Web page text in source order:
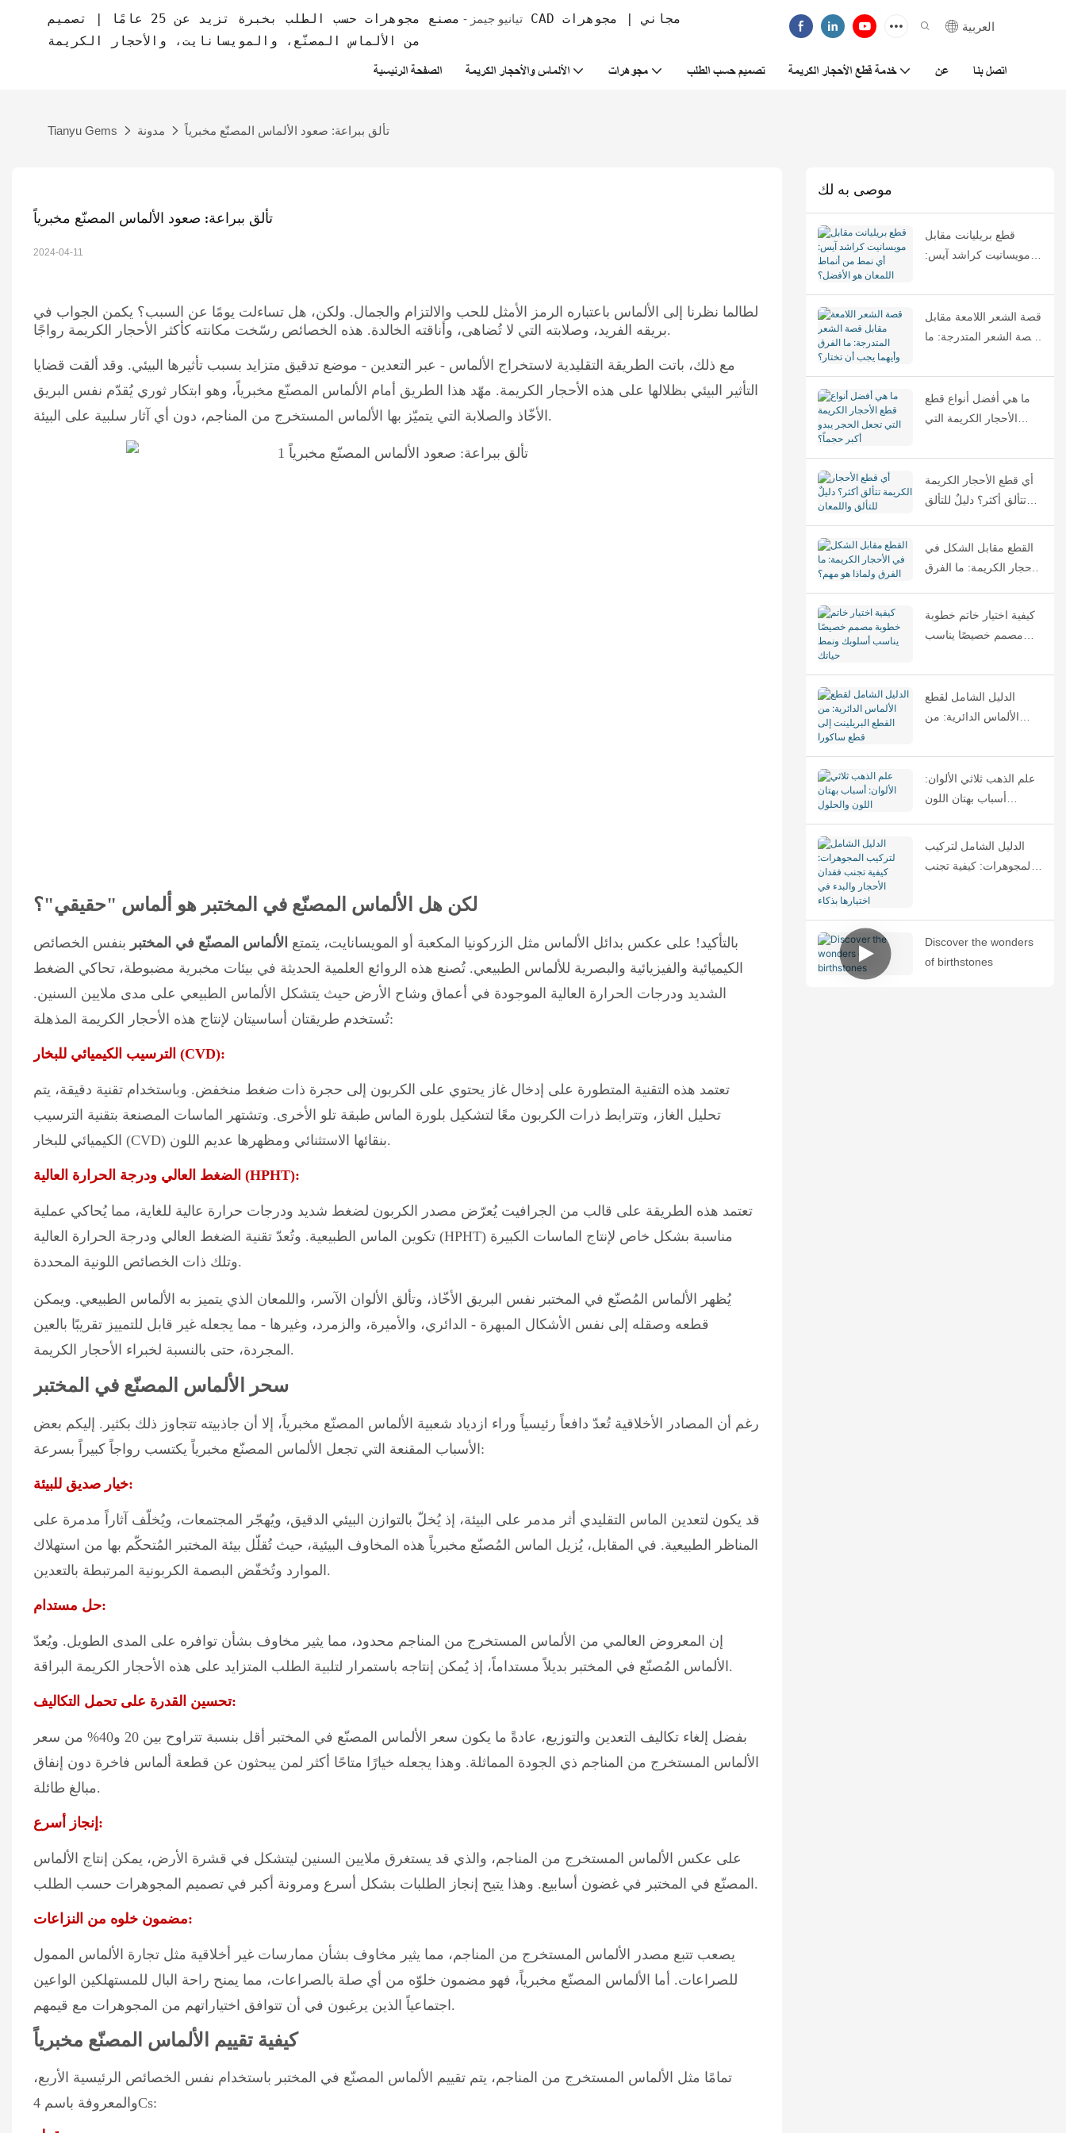
تيانيو جيمز -
مصنع مجوهرات حسب الطلب بخبرة تزيد عن 25 عامًا | تصميم CAD مجاني | مجوهرات
من الألماس المصنّع، والمويسانايت، والأحجار الكريمة
العربية
الصفحة الرئيسية الألماس والأحجار الكريمة مجوهرات تصميم حسب الطلب خدمة قطع الأحجار الكريمة عن اتصل بنا
Tianyu Gems مدونة تألق ببراعة: صعود الألماس المصنّع مخبرياً
تألق ببراعة: صعود الألماس المصنّع مخبرياً
2024-04-11
لطالما نظرنا إلى الألماس باعتباره الرمز الأمثل للحب والالتزام والجمال. ولكن، هل تساءلت يومًا عن السبب؟ يكمن الجواب في
بريقه الفريد، وصلابته التي لا تُضاهى، وأناقته الخالدة. هذه الخصائص رسّخت مكانته كأكثر الأحجار الكريمة رواجًا.
مع ذلك، باتت الطريقة التقليدية لاستخراج الألماس - عبر التعدين - موضع تدقيق متزايد بسبب تأثيرها البيئي. وقد ألقت قضايا
التأثير البيئي بظلالها على هذه الأحجار الكريمة. مهّد هذا الطريق أمام الألماس المصنّع مخبرياً، وهو ابتكار ثوري يُقدّم نفس البريق
الأخّاذ والصلابة التي يتميّز بها الألماس المستخرج من المناجم، دون أي آثار سلبية على البيئة.
لكن هل الألماس المصنّع في المختبر هو ألماس "حقيقي"؟
بالتأكيد! على عكس بدائل الألماس مثل الزركونيا المكعبة أو المويسانايت، يتمتع الألماس المصنّع في المختبر بنفس الخصائص
الكيميائية والفيزيائية والبصرية للألماس الطبيعي. تُصنع هذه الروائع العلمية الحديثة في بيئات مخبرية مضبوطة، تحاكي الضغط
الشديد ودرجات الحرارة العالية الموجودة في أعماق وشاح الأرض حيث يتشكل الألماس الطبيعي على مدى ملايين السنين.
تُستخدم طريقتان أساسيتان لإنتاج هذه الأحجار الكريمة المذهلة:
الترسيب الكيميائي للبخار (CVD):
تعتمد هذه التقنية المتطورة على إدخال غاز يحتوي على الكربون إلى حجرة ذات ضغط منخفض. وباستخدام تقنية دقيقة، يتم
تحليل الغاز، وتترابط ذرات الكربون معًا لتشكيل بلورة الماس طبقة تلو الأخرى. وتشتهر الماسات المصنعة بتقنية الترسيب
الكيميائي للبخار (CVD) بنقائها الاستثنائي ومظهرها عديم اللون.
الضغط العالي ودرجة الحرارة العالية (HPHT):
تعتمد هذه الطريقة على قالب من الجرافيت يُعرّض مصدر الكربون لضغط شديد ودرجات حرارة عالية للغاية، مما يُحاكي عملية
تكوين الماس الطبيعية. وتُعدّ تقنية الضغط العالي ودرجة الحرارة العالية (HPHT) مناسبة بشكل خاص لإنتاج الماسات الكبيرة
وتلك ذات الخصائص اللونية المحددة.
يُظهر الألماس المُصنّع في المختبر نفس البريق الأخّاذ، وتألق الألوان الآسر، واللمعان الذي يتميز به الألماس الطبيعي. ويمكن
قطعه وصقله إلى نفس الأشكال المبهرة - الدائري، والأميرة، والزمرد، وغيرها - مما يجعله غير قابل للتمييز تقريبًا بالعين
المجردة، حتى بالنسبة لخبراء الأحجار الكريمة.
سحر الألماس المصنّع في المختبر
رغم أن المصادر الأخلاقية تُعدّ دافعاً رئيسياً وراء ازدياد شعبية الألماس المصنّع مخبرياً، إلا أن جاذبيته تتجاوز ذلك بكثير. إليكم بعض
الأسباب المقنعة التي تجعل الألماس المصنّع مخبرياً يكتسب رواجاً كبيراً بسرعة:
خيار صديق للبيئة:
قد يكون لتعدين الماس التقليدي أثر مدمر على البيئة، إذ يُخلّ بالتوازن البيئي الدقيق، ويُهجّر المجتمعات، ويُخلّف آثاراً مدمرة على
المناظر الطبيعية. في المقابل، يُزيل الماس المُصنّع مخبرياً هذه المخاوف البيئية، حيث تُقلّل بيئة المختبر المُتحكّم بها من استهلاك
الموارد وتُخفّض البصمة الكربونية المرتبطة بالتعدين.
حل مستدام:
إن المعروض العالمي من الألماس المستخرج من المناجم محدود، مما يثير مخاوف بشأن توافره على المدى الطويل. ويُعدّ
الألماس المُصنّع في المختبر بديلاً مستداماً، إذ يُمكن إنتاجه باستمرار لتلبية الطلب المتزايد على هذه الأحجار الكريمة البراقة.
تحسين القدرة على تحمل التكاليف:
بفضل إلغاء تكاليف التعدين والتوزيع، عادةً ما يكون سعر الألماس المصنّع في المختبر أقل بنسبة تتراوح بين 20 و40% من سعر
الألماس المستخرج من المناجم ذي الجودة المماثلة. وهذا يجعله خيارًا متاحًا أكثر لمن يبحثون عن قطعة ألماس فاخرة دون إنفاق
مبالغ طائلة.
إنجاز أسرع:
على عكس الألماس المستخرج من المناجم، والذي قد يستغرق ملايين السنين ليتشكل في قشرة الأرض، يمكن إنتاج الألماس
المصنّع في المختبر في غضون أسابيع. وهذا يتيح إنجاز الطلبات بشكل أسرع ومرونة أكبر في تصميم المجوهرات حسب الطلب.
مضمون خلوه من النزاعات:
يصعب تتبع مصدر الألماس المستخرج من المناجم، مما يثير مخاوف بشأن ممارسات غير أخلاقية مثل تجارة الألماس الممول
للصراعات. أما الألماس المصنّع مخبرياً، فهو مضمون خلوّه من أي صلة بالصراعات، مما يمنح راحة البال للمستهلكين الواعين
اجتماعياً الذين يرغبون في أن تتوافق اختياراتهم من المجوهرات مع قيمهم.
كيفية تقييم الألماس المصنّع مخبرياً
تمامًا مثل الألماس المستخرج من المناجم، يتم تقييم الألماس المصنّع في المختبر باستخدام نفس الخصائص الرئيسية الأربع،
والمعروفة باسم 4Cs:
موصى به لك
قطع بريليانت مقابل
مويسانيت كراشد آيس:
اللمعان هو الأفضل؟
قصة الشعر اللامعة مقابل
قصة الشعر المتدرجة: ما
تختار؟
ما هي أفضل أنواع قطع
الأحجار الكريمة التي
حجماً؟
أي قطع الأحجار الكريمة
تتألق أكثر؟ دليلٌ للتألق
القطع مقابل الشكل في
الأحجار الكريمة: ما الفرق
كيفية اختيار خاتم خطوبة
مصمم خصيصًا يناسب
الدليل الشامل لقطع
الألماس الدائرية: من
ساكورا
علم الذهب ثلاثي الألوان:
أسباب بهتان اللون
الدليل الشامل لتركيب
المجوهرات: كيفية تجنب
Discover the wonders
of birthstones